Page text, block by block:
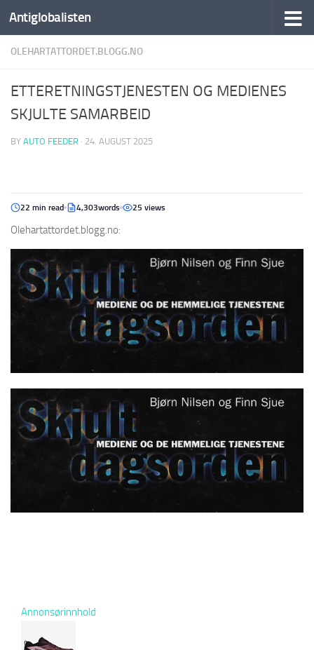
Antiglobalisten
OLEHARTATTORDET.BLOGG.NO
ETTERETNINGSTJENESTEN OG MEDIENES
SKJULTE SAMARBEID
BY AUTO FEEDER · 24. AUGUST 2025
22 min read 4,303words 25 views
Olehartattordet.blogg.no:
Annonsørinnhold